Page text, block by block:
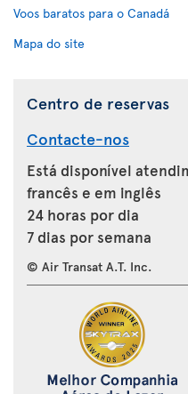
Voos baratos para o Canadá
Mapa do site
Centro de reservas
Contacte-nos
Está disponível
francês e em inglês
24 horas por dia
7 dias por semana
© Air Transat A.T. Inc.